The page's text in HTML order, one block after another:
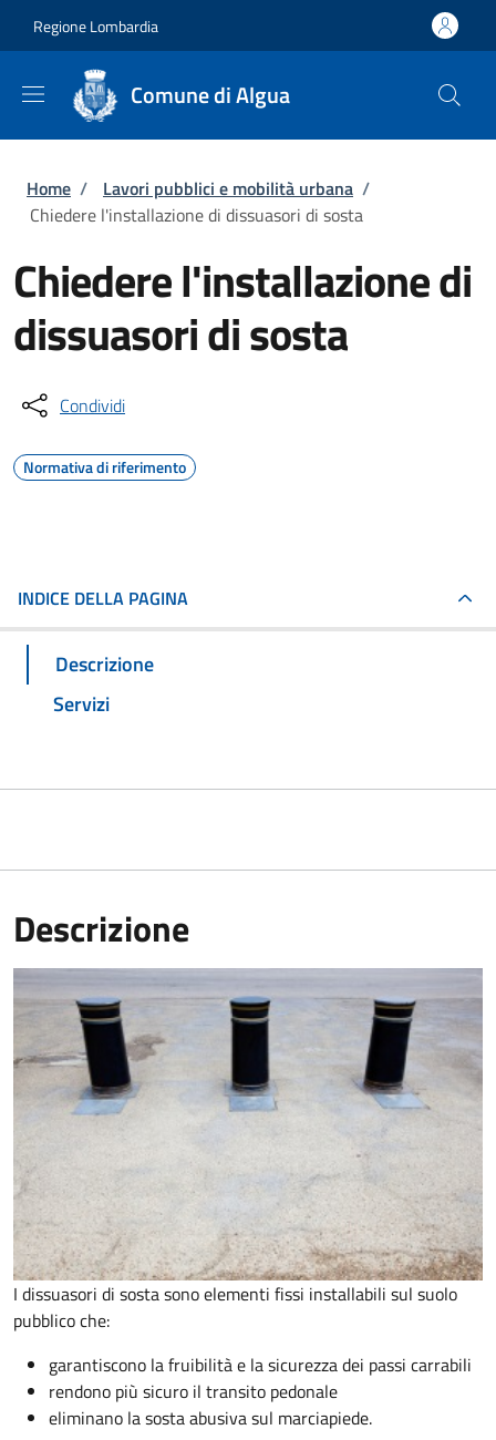
Regione Lombardia
Comune di Algua
Briciole di pane
Home / Lavori pubblici e mobilità urbana /
Chiedere l'installazione di dissuasori di sosta
Chiedere l'installazione di
dissuasori di sosta
Condividi
Normativa di riferimento
INDICE DELLA PAGINA
Descrizione
Servizi
Descrizione
I dissuasori di sosta sono elementi fissi installabili sul suolo
pubblico che:
garantiscono la fruibilità e la sicurezza dei passi carrabili
rendono più sicuro il transito pedonale
eliminano la sosta abusiva sul marciapiede.